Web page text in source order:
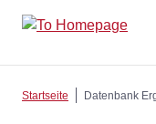
Startseite Datenbank